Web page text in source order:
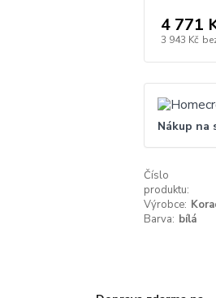
4 771
3 943 Kč
Nákup na
Číslo
produktu:
Výrobce:
Barva: bílá